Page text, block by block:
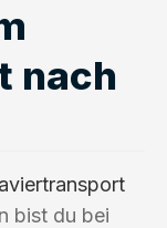
nach
bist du bei